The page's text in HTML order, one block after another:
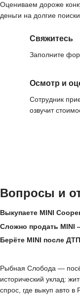
Оцениваем дороже
деньги на долгие
Свяжитесь
Заполните
Осмотр и
Сотрудник
озвучит
Вопросы и
Выкупаете MINI
Сложно продать MINI
Берёте MINI после
Рыбная Слобода —
исторический уклад:
спрос, где выкуп авто